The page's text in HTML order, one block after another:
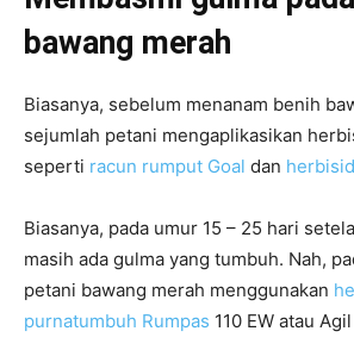
bawang merah
Biasanya, sebelum menanam benih
sejumlah petani mengaplikasikan
seperti racun rumput Goal dan
Biasanya, pada umur 15 – 25 hari
masih ada gulma yang tumbuh. Nah,
petani bawang merah menggunakan
purnatumbuh Rumpas 110 EW atau